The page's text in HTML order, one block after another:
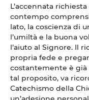
L’accennata
contempo
lato, la coscienza di
l’umiltà e la buona
l’aiuto al Signore. Il
propria fede e
costantemente è già
tal proposito, va
Catechismo della